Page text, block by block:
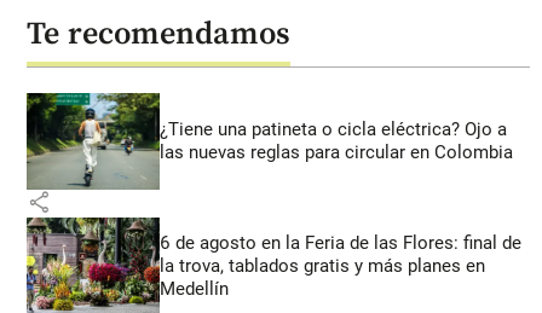
Te recomendamos
¿Tiene una patineta o cicla eléctrica? Ojo a
las nuevas reglas para circular en Colombia
share
6 de agosto en la Feria de las Flores: final de
la trova, tablados gratis y más planes en
Medellín